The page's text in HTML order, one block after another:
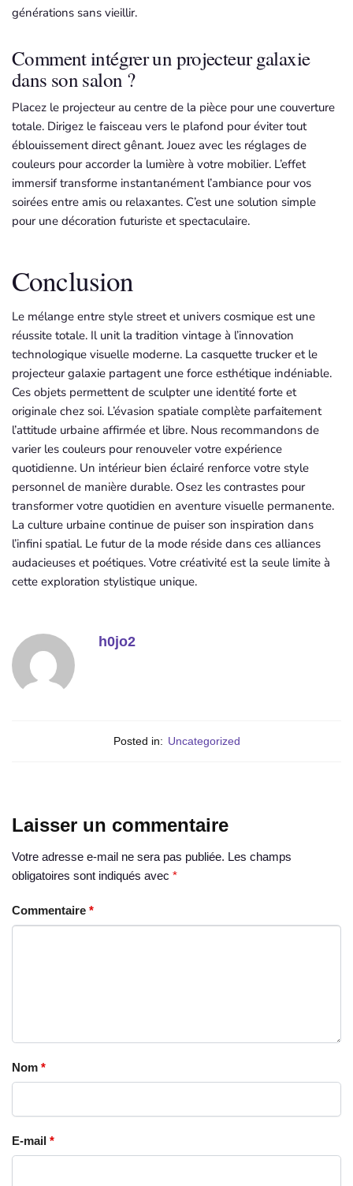
générations sans vieillir.
Comment intégrer un projecteur galaxie
dans son salon ?
Placez le projecteur au centre de la pièce pour une couverture
totale. Dirigez le faisceau vers le plafond pour éviter tout
éblouissement direct gênant. Jouez avec les réglages de
couleurs pour accorder la lumière à votre mobilier. L’effet
immersif transforme instantanément l’ambiance pour vos
soirées entre amis ou relaxantes. C’est une solution simple
pour une décoration futuriste et spectaculaire.
Conclusion
Le mélange entre style street et univers cosmique est une
réussite totale. Il unit la tradition vintage à l’innovation
technologique visuelle moderne. La casquette trucker et le
projecteur galaxie partagent une force esthétique indéniable.
Ces objets permettent de sculpter une identité forte et
originale chez soi. L’évasion spatiale complète parfaitement
l’attitude urbaine affirmée et libre. Nous recommandons de
varier les couleurs pour renouveler votre expérience
quotidienne. Un intérieur bien éclairé renforce votre style
personnel de manière durable. Osez les contrastes pour
transformer votre quotidien en aventure visuelle permanente.
La culture urbaine continue de puiser son inspiration dans
l’infini spatial. Le futur de la mode réside dans ces alliances
audacieuses et poétiques. Votre créativité est la seule limite à
cette exploration stylistique unique.
h0jo2
Posted in: Uncategorized
Laisser un commentaire
Votre adresse e-mail ne sera pas publiée. Les champs
obligatoires sont indiqués avec *
Commentaire *
Nom *
E-mail *